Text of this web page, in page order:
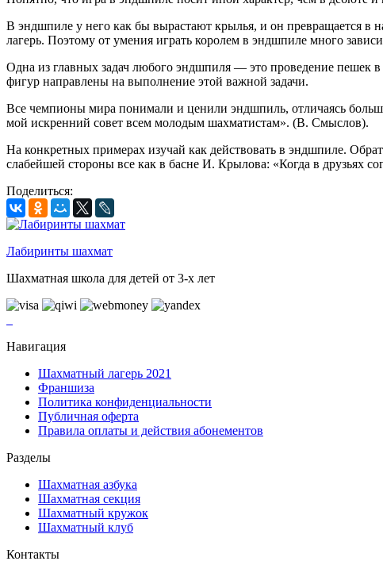
В эндшпиле у него как бы вырастают крылья, и он превращается в
лагерь. Поэтому от умения играть королем в эндшпиле много
Одна из главных задач любого эндшпиля — это проведение пешек в
фигур направлены на выполнение этой важной задачи.
Все чемпионы мира понимали и ценили эндшпиль, отличаясь
мой искренний совет всем молодым шахматистам». (В. Смыслов).
На конкретных примерах изучай как действовать в эндшпиле.
слабейшей стороны все как в басне И. Крылова: «Когда в друзьях
Поделиться:
Лабиринты шахмат
Шахматная школа для детей от 3-х лет
Навигация
Шахматный лагерь 2021
Франшиза
Политика конфиденциальности
Публичная оферта
Правила оплаты и действия абонементов
Разделы
Шахматная азбука
Шахматная секция
Шахматный кружок
Шахматный клуб
Контакты